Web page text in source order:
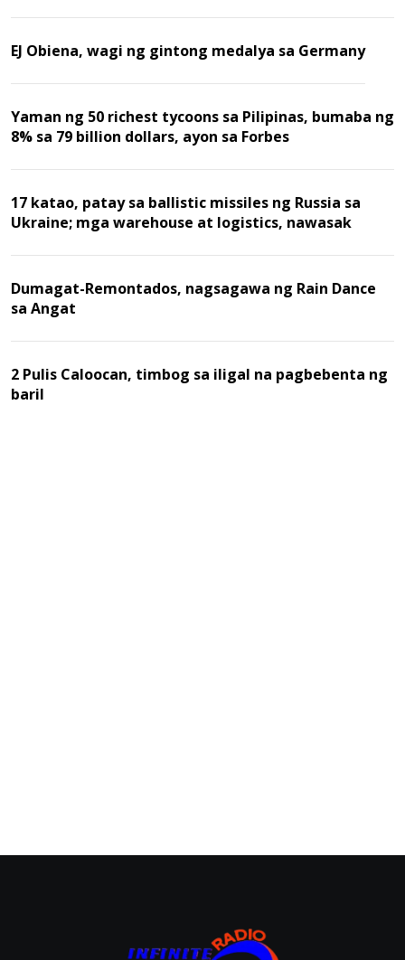
EJ Obiena, wagi ng gintong medalya sa Germany
Yaman ng 50 richest tycoons sa Pilipinas, bumaba ng
8% sa 79 billion dollars, ayon sa Forbes
17 katao, patay sa ballistic missiles ng Russia sa
Ukraine; mga warehouse at logistics, nawasak
Dumagat-Remontados, nagsagawa ng Rain Dance
sa Angat
2 Pulis Caloocan, timbog sa iligal na pagbebenta ng
baril